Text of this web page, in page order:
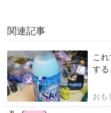
関連記事
こ
する
おも